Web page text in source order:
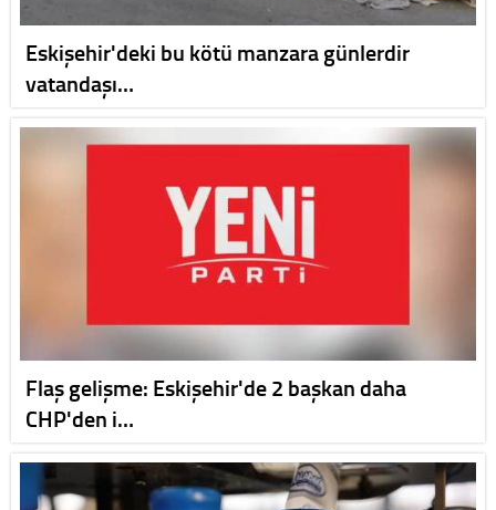
Eskişehir'deki bu kötü manzara günlerdir
vatandaşı…
Flaş gelişme: Eskişehir'de 2 başkan daha
CHP'den i…